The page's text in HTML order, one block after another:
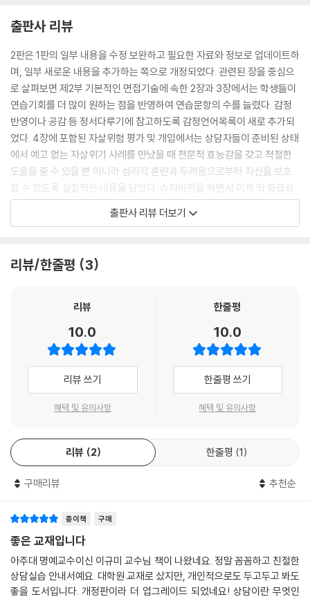
2. 중간과정의 주요 기법 _ 233
4. 행동계획 및 행동실천 돕기 _ 280
5. 내담자의 결정과 책임 _ 289
맺는말 _ 290
제5 부 상담의 종결과정
제 8 장 상담의 종결과정 … 295
1. 다양한 형태의 종결 _ 295
2. 종결신호와 결정과정 _ 305
3. 종결과정의 주요 과제 _ 309
찾아보기 _ 327
출판사 리뷰
2판은 1판의 일부 내용을 수정 보완하고 필요한 자료와 정보로 업데이트하
며, 일부 새로운 내용을 추가하는 쪽으로 개정되었다. 관련된 장을 중심으
로 살펴보면 제2부 기본적인 면접기술에 속한 2장과 3장에서는 학생들이
연습기회를 더 많이 원하는 점을 반영하여 연습문항의 수를 늘렸다. 감정
반영이나 공감 등 정서다루기에 참고하도록 감정언어목록이 새로 추가되
었다. 4장에 포함된 자살위험 평가 및 개입에서는 상담자들이 준비된 상태
에서 예고 없는 자살위기 사례를 만났을 때 전문적 효능감을 갖고 적절한
도움을 줄 수 있을 뿐 아니라 심리적 혼란과 두려움으로부터 자신을 보호
할 수 있도록 실질적인 내용을 담았다. 슈퍼비전을 하면서 이제 막 중급상
담자로 진입한 슈퍼바이저들이 많은 자해 및 자살위험군의 내담자와 지속
적인 심리상담을 통해 도움을 주고 있는 현실적 필요를 고려해 이 부분을
구자들의 견해뿐만 아니라 실태를 통해 제시하였다. 그 외에도 새로운 접
하는 수정 작업이 진행되었다.
출판사 리뷰 더보기
리뷰/한줄평 3
리뷰
10.0
리뷰 쓰기
혜택 및 유의사항
한줄평
10.0
한줄평 쓰기
혜택 및 유의사항
리뷰 2 한줄평 1
구매리뷰 추천순
종이책 구매
좋은 교재입니다
아주대 명예교수이신 이규미 교수님 책이 나왔네요. 정말 꼼꼼하고 친절한
상담실습 안내서예요. 대학원 교재로 샀지만, 개인적으로도 두고두고 봐도
좋을 도서입니다. 개정판이라 더 업그레이드 되었네요! 상담이란 무엇인